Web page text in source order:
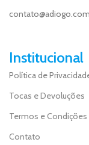
Institucional
Política de
Tocas e Devoluções
Termos e Condições
Contato